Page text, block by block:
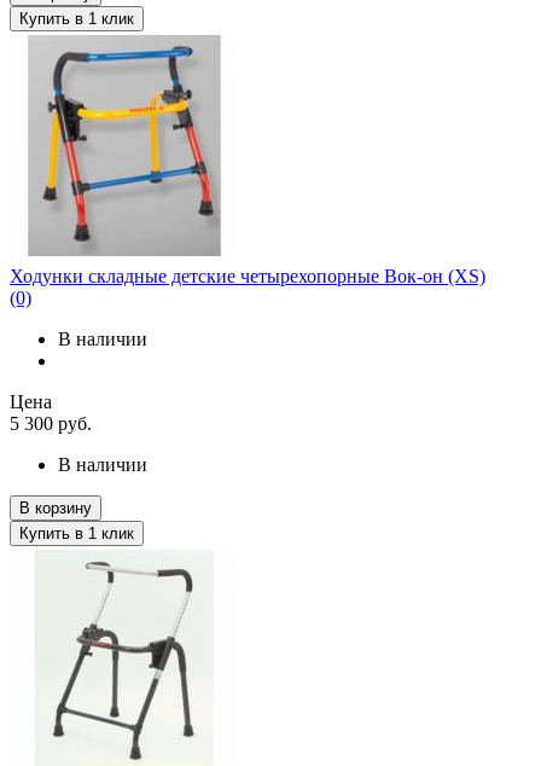
Купить в 1 клик
Ходунки складные детские четырехопорные Вок-он (XS)
(0)
В наличии
Цена
5 300 руб.
В наличии
В корзину
Купить в 1 клик